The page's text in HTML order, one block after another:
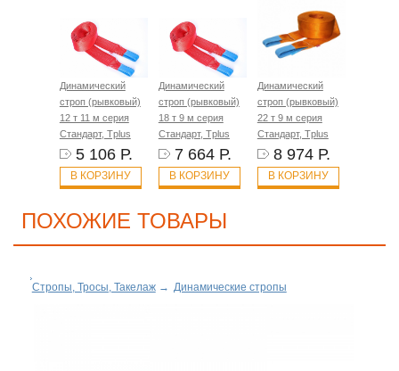
Динамический
строп (рывковый)
12 т 11 м серия
Стандарт, Tplus
5 106 Р.
В КОРЗИНУ
Динамический
строп (рывковый)
18 т 9 м серия
Стандарт, Tplus
7 664 Р.
В КОРЗИНУ
Динамический
строп (рывковый)
22 т 9 м серия
Стандарт, Tplus
8 974 Р.
В КОРЗИНУ
ПОХОЖИЕ ТОВАРЫ
Стропы, Тросы, Такелаж→ Динамические стропы